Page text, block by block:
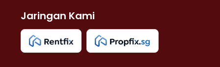
Jaringan Kami